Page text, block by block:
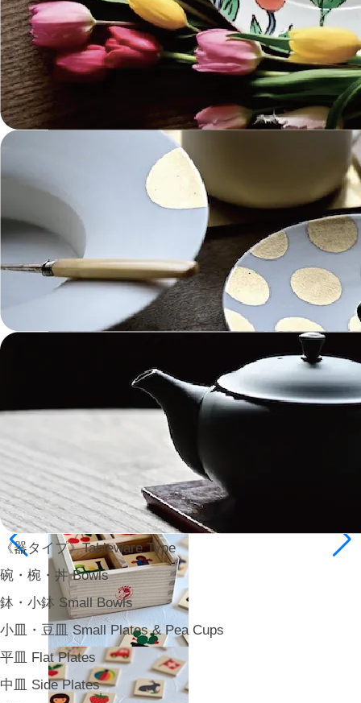
《器タイプ》Tableware Type
碗・椀・丼 Bowls
鉢・小鉢 Small Bowls
小皿・豆皿 Small Plates & Pea Cups
平皿 Flat Plates
中皿 Side Plates